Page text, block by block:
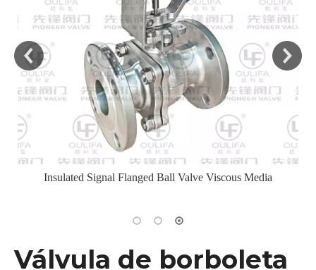
Ball Valve Viscous Media
Válvula de borboleta